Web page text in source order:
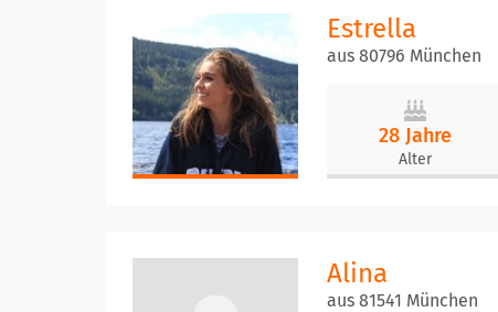
Estrella
aus 80796 München
28 Jahre
Alter
Alina
aus 81541 München